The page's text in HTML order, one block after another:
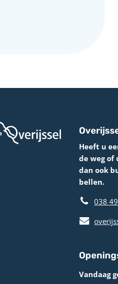
Heeft u
de weg of
dan ook
bellen.
038
Vandaag